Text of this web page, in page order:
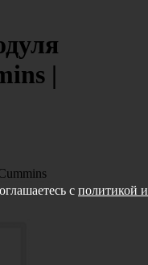
|
с политикой